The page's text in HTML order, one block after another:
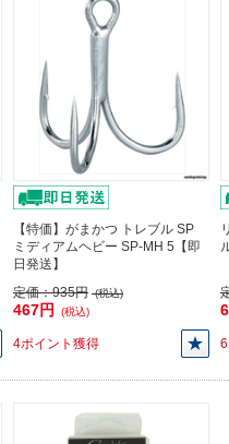
【特価】がまかつ トレブル SP
ミディアムヘビー SP-MH 5【即
日発送】
定価：935円 (税込)
467円 (税込)
4ポイント獲得